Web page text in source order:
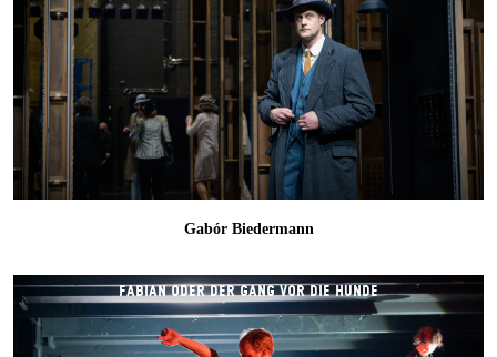
Gabór Biedermann
FABIAN ODER DER GANG VOR DIE HUNDE